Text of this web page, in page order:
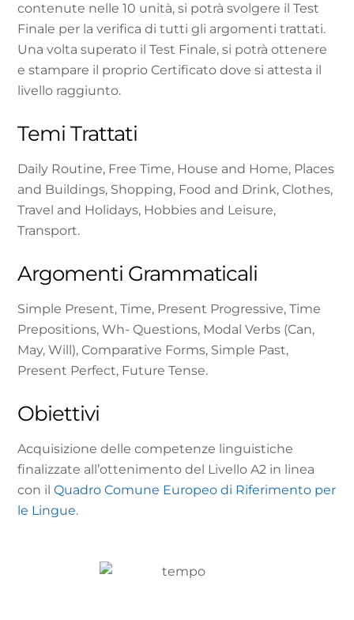
contenute nelle 10 unità, si potrà svolgere il Test
Finale per la verifica di tutti gli argomenti trattati.
Una volta superato il Test Finale, si potrà ottenere
e stampare il proprio Certificato dove si attesta il
livello raggiunto.
Temi Trattati
Daily Routine, Free Time, House and Home, Places
and Buildings, Shopping, Food and Drink, Clothes,
Travel and Holidays, Hobbies and Leisure,
Transport.
Argomenti Grammaticali
Simple Present, Time, Present Progressive, Time
Prepositions, Wh- Questions, Modal Verbs (Can,
May, Will), Comparative Forms, Simple Past,
Present Perfect, Future Tense.
Obiettivi
Acquisizione delle competenze linguistiche
finalizzate all’ottenimento del Livello A2 in linea
con ilQuadro Comune Europeo di Riferimento per
le Lingue.